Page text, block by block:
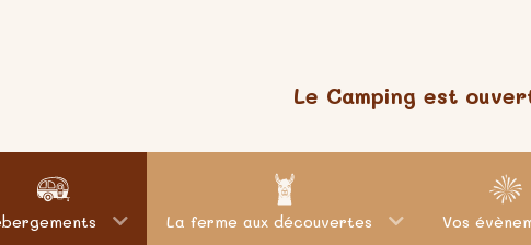
Le Camping est
La ferme aux découvertes Vos